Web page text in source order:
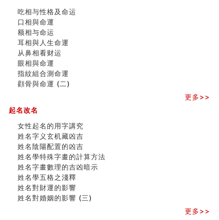
精选1500个五行属木的字
玄空本义 (四)
八字算命：女命八字里日坐伤官克夫？
六爻算卦：我俩之间是否还命中有未尽的缘分？
订婚就是定结婚日子吗
清朝慈禧太后命造 (名人八字淺析七）
玄空本义 (三)
飞灵山传说故事
商舖選址的風水講究 (下)
吉凶神跳上大运时的断法【四柱技巧】
家居常見風水形煞及化解方法 (一)
刘燮鈞讲人相 手纹与命运(一)
玄空本义 (二)
大門風水五大禁忌！大門風水擺設？門中門風水解方？
出现这几种面相桃花泛
寓意好的五行属水的汉字有哪些？五行属水的汉字大全
吃相与性格及命运
口相與命運
额相与命运
耳相與人生命運
从鼻相看财运
眼相與命運
指紋組合測命運
顴骨與命運 (二)
更多>>
起名改名
女性起名的用字講究
姓名字义玄机藏凶吉
姓名陰陽配置的凶吉
姓名學特殊字畫的計算方法
姓名字畫數理的吉凶暗示
姓名學五格之淺釋
姓名對財運的影響
姓名對婚姻的影響 (三)
更多>>